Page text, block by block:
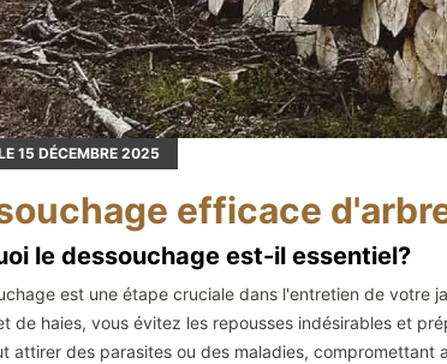
15 DÉCEMBRE 2025
efficace
le dessouchage est-il essentiel?
est une étape cruciale dans l'entretien de votre
de haies, vous évitez les repousses indésirables et
attirer des parasites ou des maladies, compromettant